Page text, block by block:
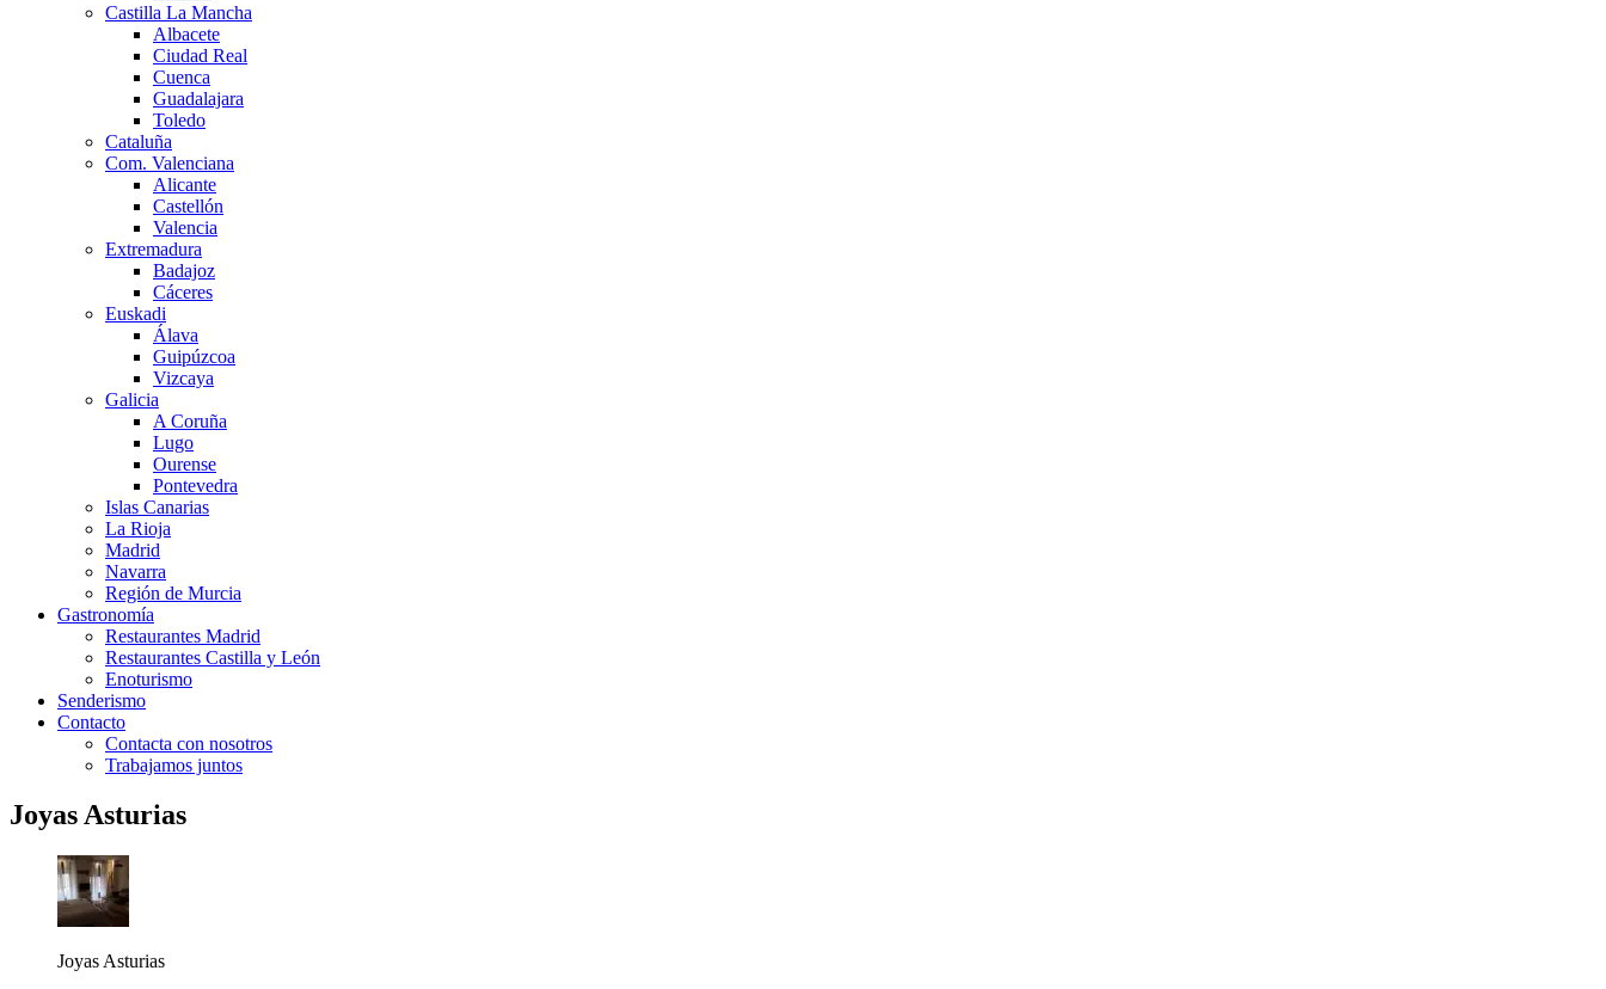
Castilla La Mancha
Albacete
Ciudad Real
Cuenca
Guadalajara
Toledo
Cataluña
Com. Valenciana
Alicante
Castellón
Valencia
Extremadura
Badajoz
Cáceres
Euskadi
Álava
Guipúzcoa
Vizcaya
Galicia
A Coruña
Lugo
Ourense
Pontevedra
Islas Canarias
La Rioja
Madrid
Navarra
Región de Murcia
Gastronomía
Restaurantes Madrid
Restaurantes Castilla y León
Enoturismo
Senderismo
Contacto
Contacta con nosotros
Trabajamos juntos
Joyas Asturias
Joyas Asturias